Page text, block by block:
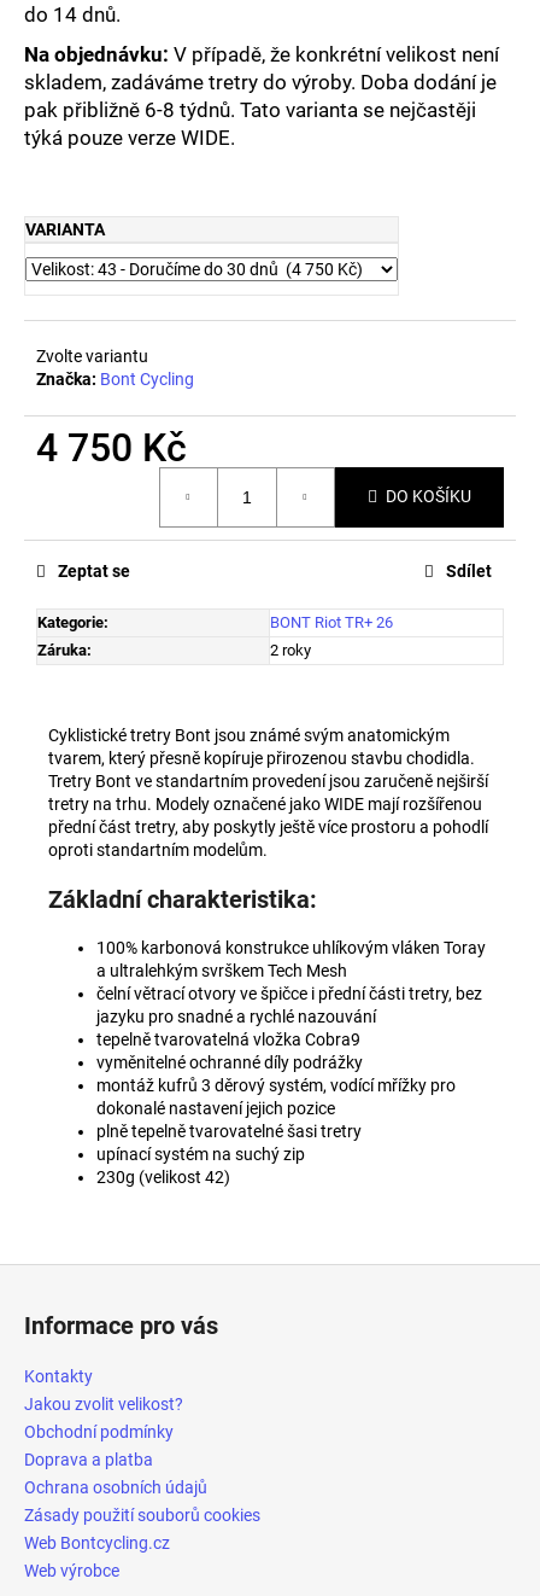
do 14 dnů.
Na objednávku: V případě, že konkrétní velikost není
skladem, zadáváme tretry do výroby. Doba dodání je
pak přibližně 6-8 týdnů. Tato varianta se nejčastěji
týká pouze verze WIDE.
VARIANTA
Zvolte variantu
Značka: Bont Cycling
4 750 Kč
DO KOŠÍKU
Kategorie:
BONT Riot TR+ 26
Záruka: 2 roky
Zeptat se Sdílet
Cyklistické tretry Bont jsou známé svým anatomickým
tvarem, který přesně kopíruje přirozenou stavbu chodidla.
Tretry Bont ve standartním provedení jsou zaručeně nejširší
tretry na trhu. Modely označené jako WIDE mají rozšířenou
přední část tretry, aby poskytly ještě více prostoru a pohodlí
oproti standartním modelům.
Základní charakteristika:
100% karbonová konstrukce uhlíkovým vláken Toray
a ultralehkým svrškem Tech Mesh
čelní větrací otvory ve špičce i přední části tretry, bez
jazyku pro snadné a rychlé nazouvání
tepelně tvarovatelná vložka Cobra9
vyměnitelné ochranné díly podrážky
montáž kufrů 3 děrový systém, vodící mřížky pro
dokonalé nastavení jejich pozice
plně tepelně tvarovatelné šasi tretry
upínací systém na suchý zip
230g (velikost 42)
Informace pro vás
Kontakty
Jakou zvolit velikost?
Obchodní podmínky
Doprava a platba
Ochrana osobních údajů
Zásady použití souborů cookies
Web Bontcycling.cz
Web výrobce